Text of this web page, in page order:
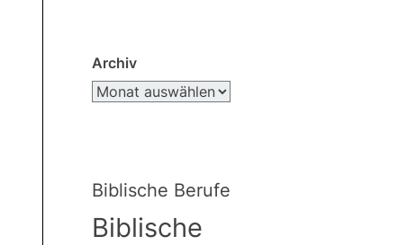
Archiv
Biblische Berufe
Biblische